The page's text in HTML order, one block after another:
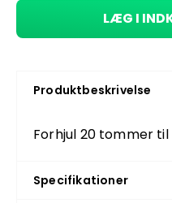
LÆG I
Produktbeskrivelse
Forhjul 20 tommer
Specifikationer